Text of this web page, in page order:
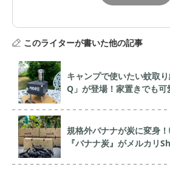
このライターが書いた他の記事
キャンプで使いたい蚊取
Q」が登場！家置きでも可
規格外バナナが炭に変身
『バナナ炭』がメルカリ